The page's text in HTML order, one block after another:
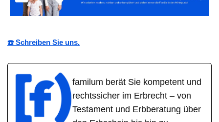
☎️ Schreiben Sie uns.
familum berät Sie kompetent und
rechtssicher im Erbrecht – von
Testament und Erbberatung über